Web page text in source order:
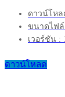
ดาวน์โหล
ขนาดไฟล์
เวอร์ชัน :
ดาวน์โหลด